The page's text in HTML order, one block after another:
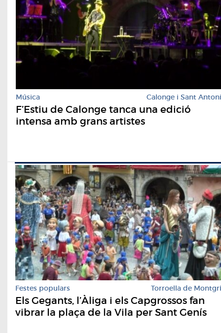
Música Calonge i Sant Antoni
F’Estiu de Calonge tanca una edició
intensa amb grans artistes
Festes populars Torroella de Montgrí
Els Gegants, l’Àliga i els Capgrossos fan
vibrar la plaça de la Vila per Sant Genís